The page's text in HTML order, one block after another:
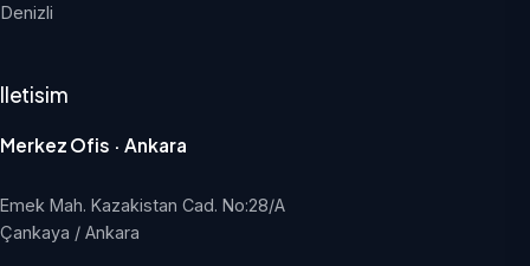
Denizli
Iletisim
Merkez Ofis · Ankara
Emek Mah. Kazakistan Cad. No:28/A
Çankaya / Ankara